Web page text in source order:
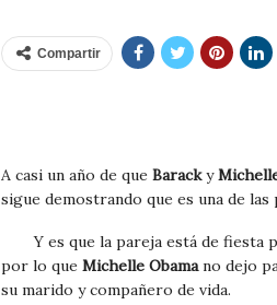
Compartir
A casi un año de que Baracky
sigue demostrando que es una de
Y es que la pareja está de
por lo que Michelle Obamano dejo
su marido y compañero de vida.